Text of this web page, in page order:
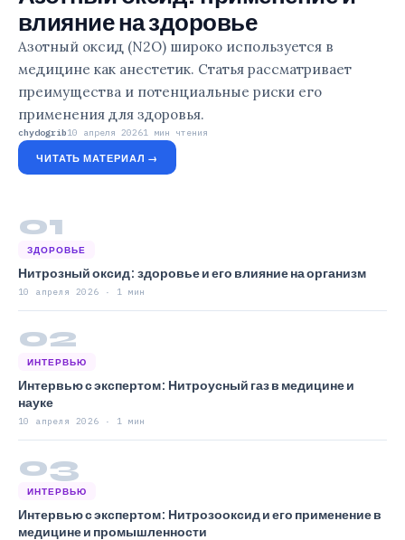
влияние на здоровье
Азотный оксид (N2O) широко используется в
медицине как анестетик. Статья рассматривает
преимущества и потенциальные риски его
применения для здоровья.
chydogrib10 апреля 20261 мин чтения
ЧИТАТЬ МАТЕРИАЛ →
01
ЗДОРОВЬЕ
Нитрозный оксид: здоровье и его влияние на организм
10 апреля 2026 · 1 мин
02
ИНТЕРВЬЮ
Интервью с экспертом: Нитроусный газ в медицине и
науке
10 апреля 2026 · 1 мин
03
ИНТЕРВЬЮ
Интервью с экспертом: Нитрозооксид и его применение в
медицине и промышленности